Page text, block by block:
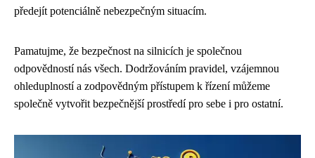
předejít potenciálně nebezpečným situacím.
Pamatujme, že bezpečnost na silnicích je společnou
odpovědností nás všech. Dodržováním pravidel, vzájemnou
ohleduplností a zodpovědným přístupem k řízení můžeme
společně vytvořit bezpečnější prostředí pro sebe i pro ostatní.